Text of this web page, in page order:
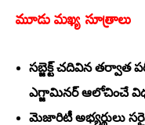
మూడు మఖ్య సూత్రాలు
సబ్జెక్ట్‌ చదివిన తర్వాత
ఎగ్జామినర్‌ ఆలోచించే
మెజారిటీ అభ్యర్థులు